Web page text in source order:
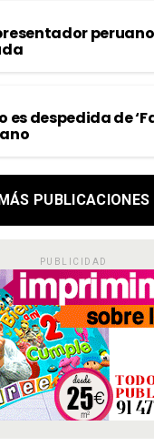
es despedida de
PUBLICACIONES
PUBLICIDAD